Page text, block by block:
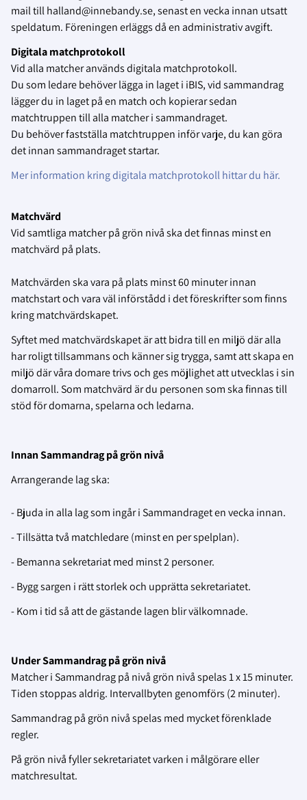
mail till halland@innebandy.se, senast en vecka innan utsatt
speldatum. Föreningen erläggs då en administrativ avgift.
Digitala matchprotokoll
Vid alla matcher används digitala matchprotokoll.
Du som ledare behöver lägga in laget i iBIS, vid sammandrag
lägger du in laget på en match och kopierar sedan
matchtruppen till alla matcher i sammandraget.
Du behöver fastställa matchtruppen inför varje, du kan göra
det innan sammandraget startar.
Mer information kring digitala matchprotokoll hittar du här.
Matchvärd
Vid samtliga matcher på grön nivå ska det finnas minst en
matchvärd på plats.
Matchvärden ska vara på plats minst 60 minuter innan
matchstart och vara väl införstådd i det föreskrifter som finns
kring matchvärdskapet.
Syftet med matchvärdskapet är att bidra till en miljö där alla
har roligt tillsammans och känner sig trygga, samt att skapa en
miljö där våra domare trivs och ges möjlighet att utvecklas i sin
domarroll. Som matchvärd är du personen som ska finnas till
stöd för domarna, spelarna och ledarna.
Innan Sammandrag på grön nivå
Arrangerande lag ska:
- Bjuda in alla lag som ingår i Sammandraget en vecka innan.
- Tillsätta två matchledare (minst en per spelplan).
- Bemanna sekretariat med minst 2 personer.
- Bygg sargen i rätt storlek och upprätta sekretariatet.
- Kom i tid så att de gästande lagen blir välkomnade.
Under Sammandrag på grön nivå
Matcher i Sammandrag på nivå grön nivå spelas 1 x 15 minuter.
Tiden stoppas aldrig. Intervallbyten genomförs (2 minuter).
Sammandrag på grön nivå spelas med mycket förenklade
regler.
På grön nivå fyller sekretariatet varken i målgörare eller
matchresultat.